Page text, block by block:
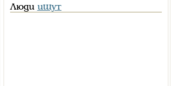
Люди ищут